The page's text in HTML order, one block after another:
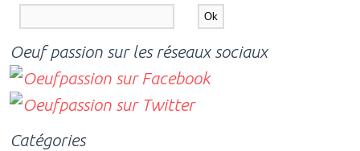
Oeuf passion sur les réseaux sociaux
Catégories